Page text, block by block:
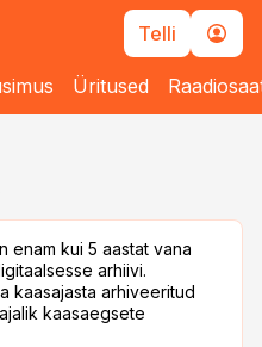
Telli
Üritused
enam kui 5 aastat vana
arhiivi.
kaasajasta arhiveeritud
kaasaegsete